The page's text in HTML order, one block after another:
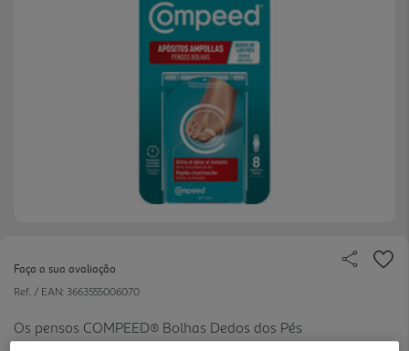
Faça a sua avaliação
Ref. / EAN: 3663555006070
Os pensos COMPEED® Bolhas Dedos dos Pés